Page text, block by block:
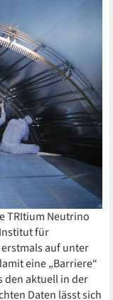
TRItium Neutrino
für
auf unter
eine „Barriere“
den aktuell in der
Daten lässt sich